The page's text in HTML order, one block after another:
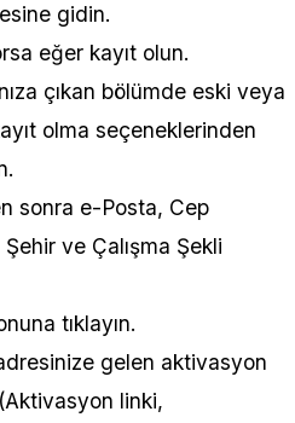
gidin.
eğer kayıt olun.
çıkan bölümde eski veya
olma seçeneklerinden
sonra e-Posta, Cep
Şehir ve Çalışma Şekli
tıklayın.
gelen aktivasyon
(Aktivasyon linki,